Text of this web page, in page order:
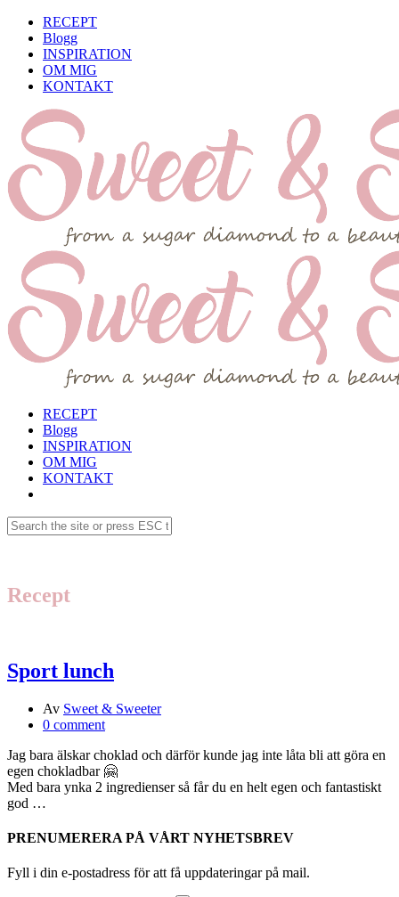
RECEPT
Blogg
INSPIRATION
OM MIG
KONTAKT
RECEPT
Blogg
INSPIRATION
OM MIG
KONTAKT
Recept
Sport lunch
Av Sweet & Sweeter
0 comment
Jag bara älskar choklad och därför kunde jag inte låta bli att göra en
egen chokladbar 🤗
Med bara ynka 2 ingredienser så får du en helt egen och fantastiskt
god …
PRENUMERERA PÅ VÅRT NYHETSBREV
Fyll i din e-postadress för att få uppdateringar på mail.